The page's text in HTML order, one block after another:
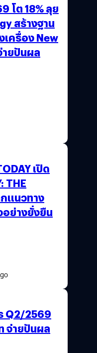
โต 18% ลุย
สร้างฐาน
เครื่อง New
ยปันผล
เปิด
THE
กแนวทาง
ย่างยั่งยืน
Q2/2569
จ่ายปันผล